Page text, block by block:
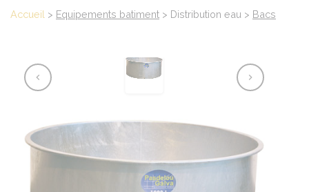
Accueil > Equipements batiment > Distribution eau > Bacs